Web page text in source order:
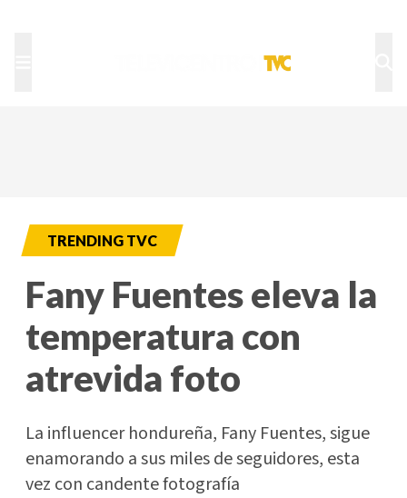
TRENDING TVC
Fany Fuentes eleva la
temperatura con
atrevida foto
La influencer hondureña, Fany Fuentes, sigue
enamorando a sus miles de seguidores, esta
vez con candente fotografía